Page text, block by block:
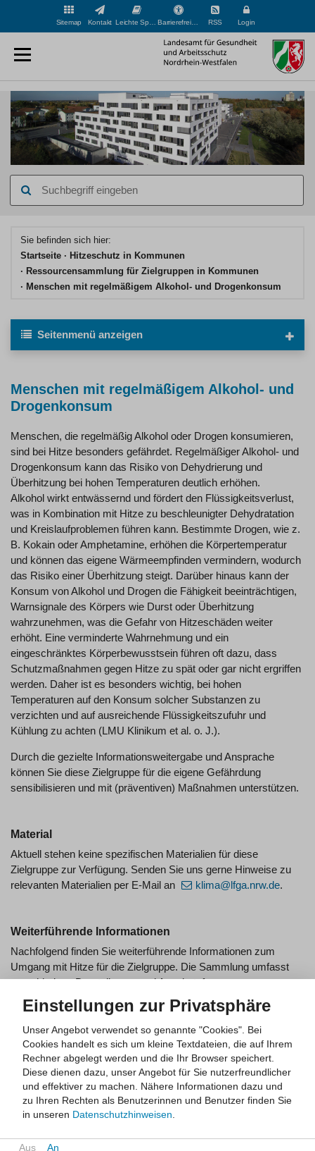
Sitemap Kontakt Barrierefreiheit RSS Login
eingeben
Sie befinden sich hier:
Startseite
Hitzeschutz in Kommunen
Ressourcensammlung für Zielgruppen in Kommunen
Menschen mit regelmäßigem Alkohol- und Drogenkonsum
Seitenmenü anzeigen
Menschen mit regelmäßigem Alkohol- und
Drogenkonsum
Menschen, die regelmäßig Alkohol oder Drogen konsumieren,
sind bei Hitze besonders gefährdet. Regelmäßiger Alkohol- und
Drogenkonsum kann das Risiko von Dehydrierung und
Überhitzung bei hohen Temperaturen deutlich erhöhen.
Alkohol wirkt entwässernd und fördert den Flüssigkeitsverlust,
was in Kombination mit Hitze zu beschleunigter Dehydratation
und Kreislaufproblemen führen kann. Bestimmte Drogen, wie z.
B. Kokain oder Amphetamine, erhöhen die Körpertemperatur
und können das eigene Wärmeempfinden vermindern, wodurch
das Risiko einer Überhitzung steigt. Darüber hinaus kann der
Konsum von Alkohol und Drogen die Fähigkeit beeinträchtigen,
Warnsignale des Körpers wie Durst oder Überhitzung
wahrzunehmen, was die Gefahr von Hitzeschäden weiter
erhöht. Eine verminderte Wahrnehmung und ein
eingeschränktes Körperbewusstsein führen oft dazu, dass
Schutzmaßnahmen gegen Hitze zu spät oder gar nicht ergriffen
werden. Daher ist es besonders wichtig, bei hohen
Temperaturen auf den Konsum solcher Substanzen zu
verzichten und auf ausreichende Flüssigkeitszufuhr und
Kühlung zu achten (LMU Klinikum et al. o. J.).
Durch die gezielte Informationsweitergabe und Ansprache
können Sie diese Zielgruppe für die eigene Gefährdung
sensibilisieren und mit (präventiven) Maßnahmen unterstützen.
Material
Aktuell stehen keine spezifischen Materialien für diese
Zielgruppe zur Verfügung. Senden Sie uns gerne Hinweise zu
relevanten Materialien per E-Mail an
klima@lfga.nrw.de.
Weiterführende Informationen
Nachfolgend finden Sie weiterführende Informationen zum
Umgang mit Hitze für die Zielgruppe. Die Sammlung umfasst
verschiedene Darstellungs- und Angebotsformen:
Broschüre, Flyer oder Poster
Video oder Spot
Arbeitsmaterialien für die praktische Arbeit (z. B.
Druckvorlagen oder Aushänge)
Internetseite (ggf. mit verschiedenen Medientypen)
Tipps für soziale Hilfseinrichtungen. Hitze und
Die Internetseite des Informationsportals "Klima - Mensch -
Einstellungen zur Privatsphäre
Unser Angebot verwendet so genannte "Cookies". Bei
Cookies handelt es sich um kleine Textdateien, die auf Ihrem
Rechner abgelegt werden und die Ihr Browser speichert.
Diese dienen dazu, unser Angebot für Sie nutzerfreundlicher
und effektiver zu machen.
Nähere Informationen dazu und
zu Ihren Rechten als Benutzerinnen und Benutzer finden Sie
in unseren Datenschutzhinweisen